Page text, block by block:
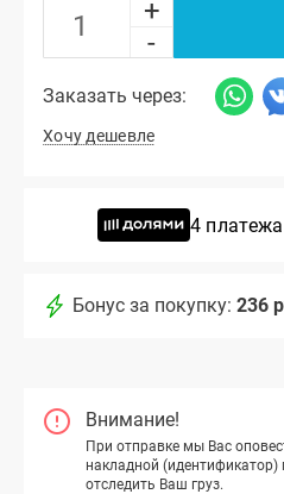
+
-
Заказать через:
Хочу дешевле
4
Бонус за покупку: 236
Внимание!
При отправке мы Вас
накладной
отследить Ваш груз.